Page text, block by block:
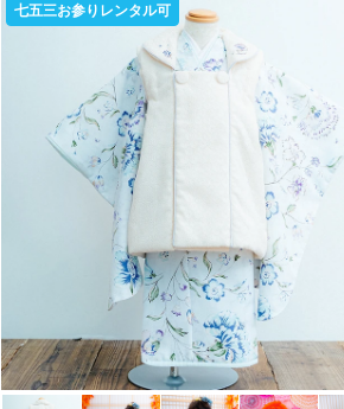
七五三お参りレンタル可